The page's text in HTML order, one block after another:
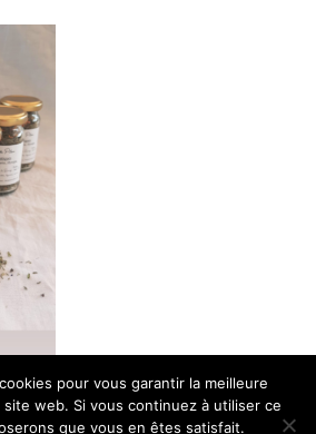
pour vous garantir la meilleure
web. Si vous continuez à utiliser ce
que vous en êtes satisfait.